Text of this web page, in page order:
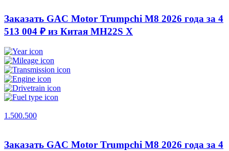
Заказать GAC Motor Trumpchi M8 2026 года за 4
513 004 ₽ из Китая MH22S X
1.500.500
Заказать GAC Motor Trumpchi M8 2026 года за 4